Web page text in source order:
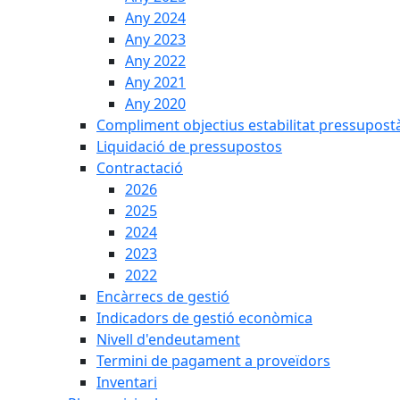
Any 2024
Any 2023
Any 2022
Any 2021
Any 2020
Compliment objectius estabilitat
Liquidació de pressupostos
Contractació
2026
2025
2024
2023
2022
Encàrrecs de gestió
Indicadors de gestió econòmica
Nivell d'endeutament
Termini de pagament a proveïdors
Inventari